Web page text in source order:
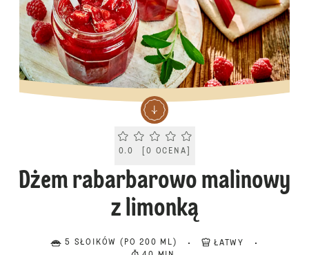
Current rating 0.0. Click to rate.
0.0 0 OCENA
Dżem rabarbarowo malinowy
z limonką
5 SŁOIKÓW (PO 200 ML)
ŁATWY